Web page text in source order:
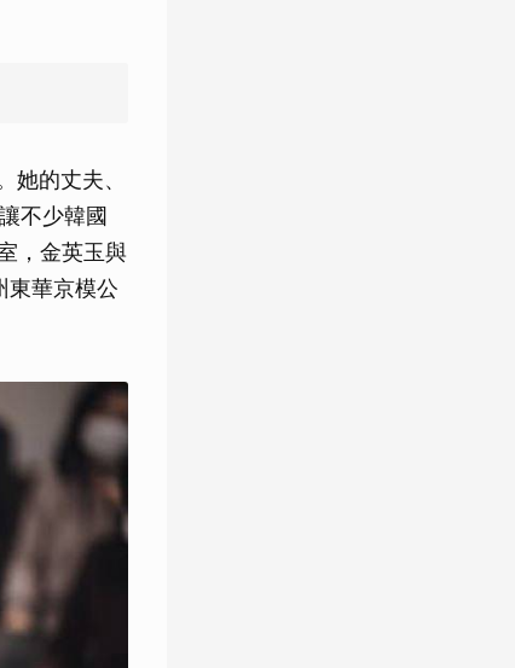
的丈夫、
不少韓國
，金英玉與
東華京模公